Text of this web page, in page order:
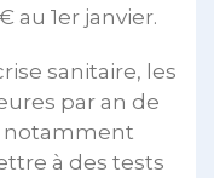
au 1er janvier.
sanitaire, les
par an de
notamment
à des tests